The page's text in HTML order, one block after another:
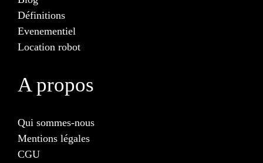
Définitions
Evenementiel
Location robot
A propos
Qui sommes-nous
Mentions légales
CGU